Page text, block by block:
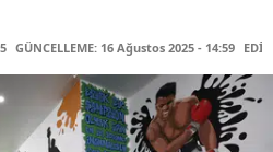
GÜNCELLEME: 16 Ağustos 2025 - 14:59